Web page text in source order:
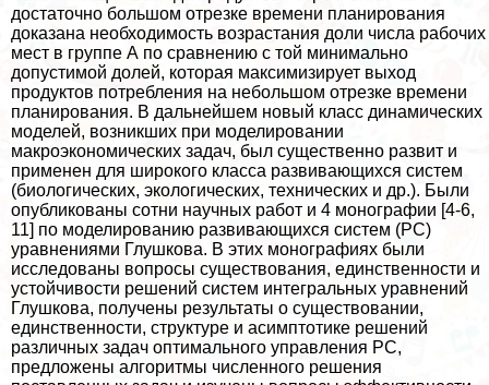
достаточно большом отрезке времени планирования
доказана необходимость возрастания доли числа рабочих
мест в группе А по сравнению с той минимально
допустимой долей, которая максимизирует выход
продуктов потрeбления на небольшом отрезке времени
планирования. В дальнейшем новый класс динамических
моделей, возникших при моделировании
макроэкономических задач, был существенно развит и
применен для широкого класса развивающихся систем
(биологических, экологических, технических и др.). Были
опубликованы сотни научных работ и 4 монографии [4-6,
11] по моделированию развивающихся систем (РС)
уравнениями Глушкова. В этих монографиях были
исследованы вопросы существования, единственности и
устойчивости решений систем интегральных уравнений
Глушкова, получены результаты о существовании,
единственности, структуре и асимптотике решений
различных задач оптимального управления РС,
предложены алгоритмы численного решения